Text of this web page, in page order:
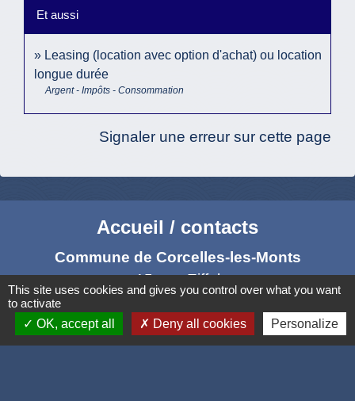
Et aussi
Leasing (location avec option d'achat) ou location
longue durée
Argent - Impôts - Consommation
Signaler une erreur sur cette page
Accueil / contacts
Commune de Corcelles-les-Monts
15, rue Eiffel
21160 Corcelles-les-Monts - FRANCE
+33 3 80 42 93 40
Contact par formulaire
This site uses cookies and gives you control over what you want
to activate
OK, accept all
Deny all cookies Personalize